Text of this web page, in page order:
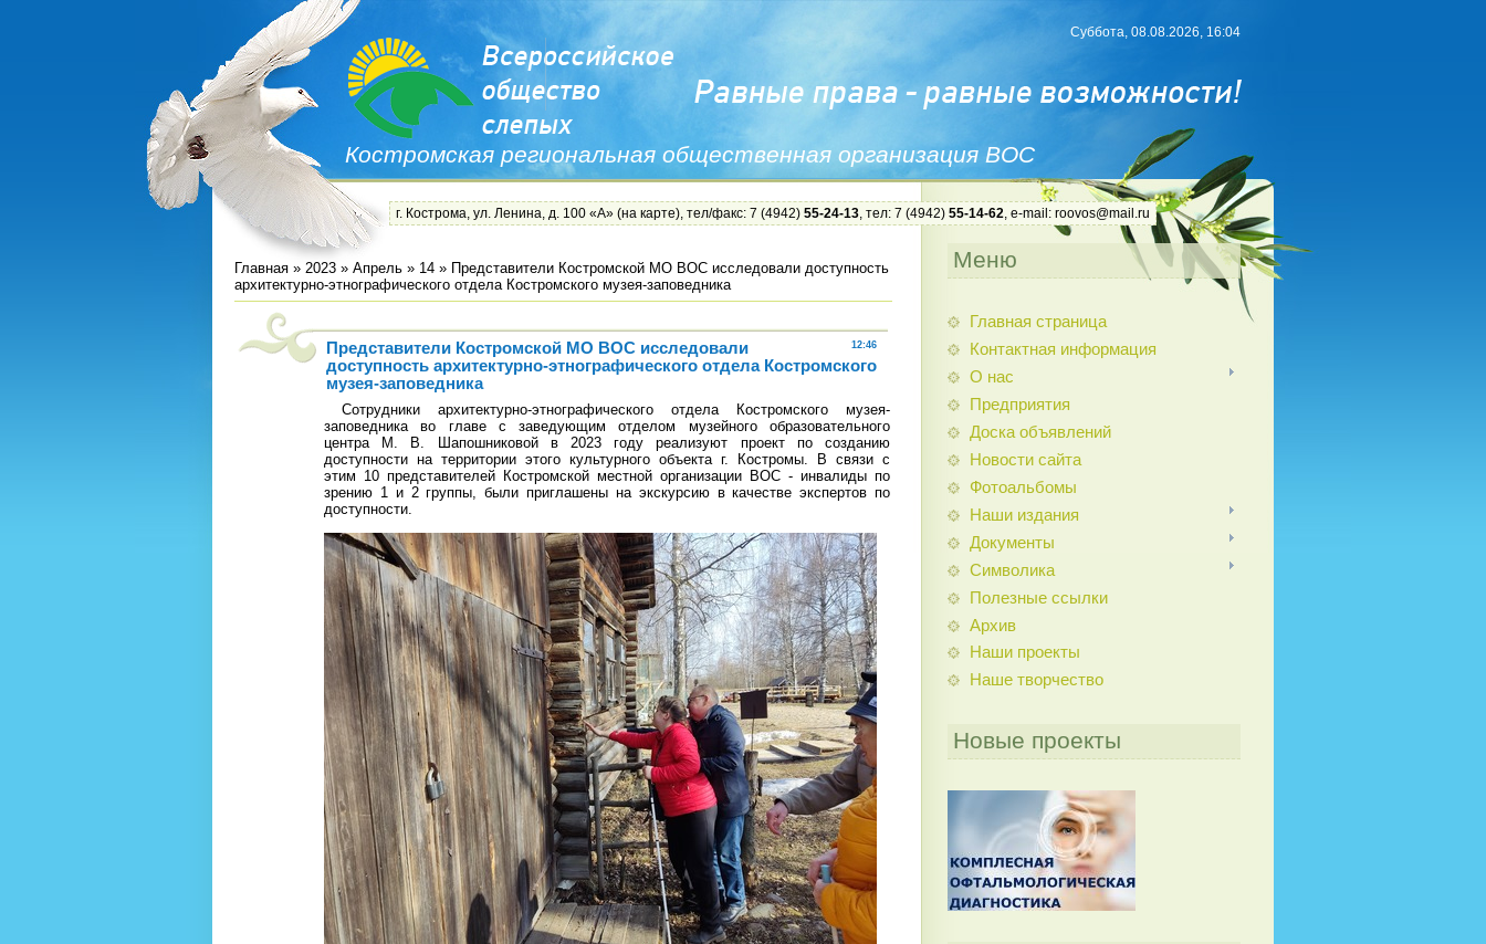
Костромская региональная общественная организация ВОС
Суббота, 08.08.2026, 16:04
г. Кострома, ул. Ленина, д. 100 «А» (на карте), тел/факс: 7 (4942) 55-24-13, тел: 7 (4942) 55-14-62, e-mail: roovos@mail.ru
Главная » 2023 » Апрель » 14 » Представители Костромской МО ВОС исследовали доступность
архитектурно-этнографического отдела Костромского музея-заповедника
12:46
Представители Костромской МО ВОС исследовали
доступность архитектурно-этнографического отдела Костромского
музея-заповедника
Сотрудники архитектурно-этнографического отдела Костромского музея-
заповедника во главе с заведующим отделом музейного образовательного
центра М. В. Шапошниковой в 2023 году реализуют проект по созданию
доступности на территории этого культурного объекта г. Костромы. В связи с
этим 10 представителей Костромской местной организации ВОС - инвалиды по
зрению 1 и 2 группы, были приглашены на экскурсию в качестве экспертов по
доступности.
Меню
Главная страница
Контактная информация
О нас
Предприятия
Доска объявлений
Новости сайта
Фотоальбомы
Наши издания
Документы
Символика
Полезные ссылки
Архив
Наши проекты
Наше творчество
Новые проекты